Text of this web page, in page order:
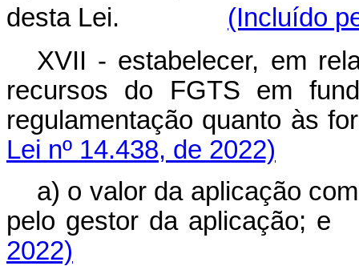
desta Lei. (Incluído
XVII - estabelecer, em
recursos do FGTS em
regulamentação quanto
Lei nº 14.438, de 2022)
a) o valor da aplicação
pelo gestor da
2022)